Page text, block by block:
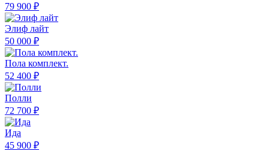
79 900 ₽
Элиф лайт
50 000 ₽
Пола комплект.
52 400 ₽
Полли
72 700 ₽
Ида
45 900 ₽